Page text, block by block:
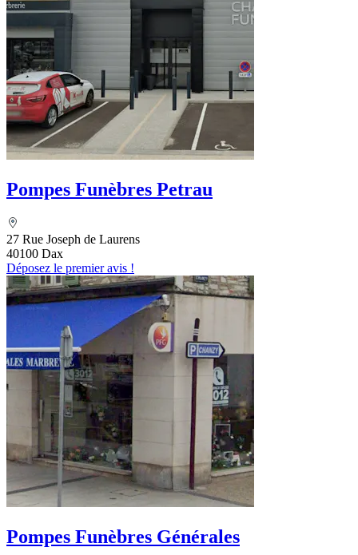
Pompes Funèbres Petrau
27 Rue Joseph de Laurens
40100 Dax
Déposez le premier avis !
Pompes Funèbres Générales